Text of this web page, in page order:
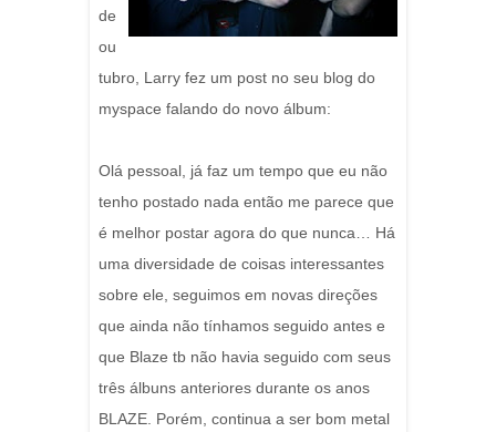
de
ou
tubro, Larry fez um post no seu blog do
myspace falando do novo álbum:
Olá pessoal, já faz um tempo que eu não
tenho postado nada então me parece que
é melhor postar agora do que nunca… Há
uma diversidade de coisas interessantes
sobre ele, seguimos em novas direções
que ainda não tínhamos seguido antes e
que Blaze tb não havia seguido com seus
três álbuns anteriores durante os anos
BLAZE. Porém, continua a ser bom metal